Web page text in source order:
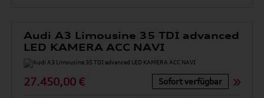
Audi A3 Limousine 35 TDI advanced
LED KAMERA ACC NAVI
27.450,00 € Sofort verfügbar